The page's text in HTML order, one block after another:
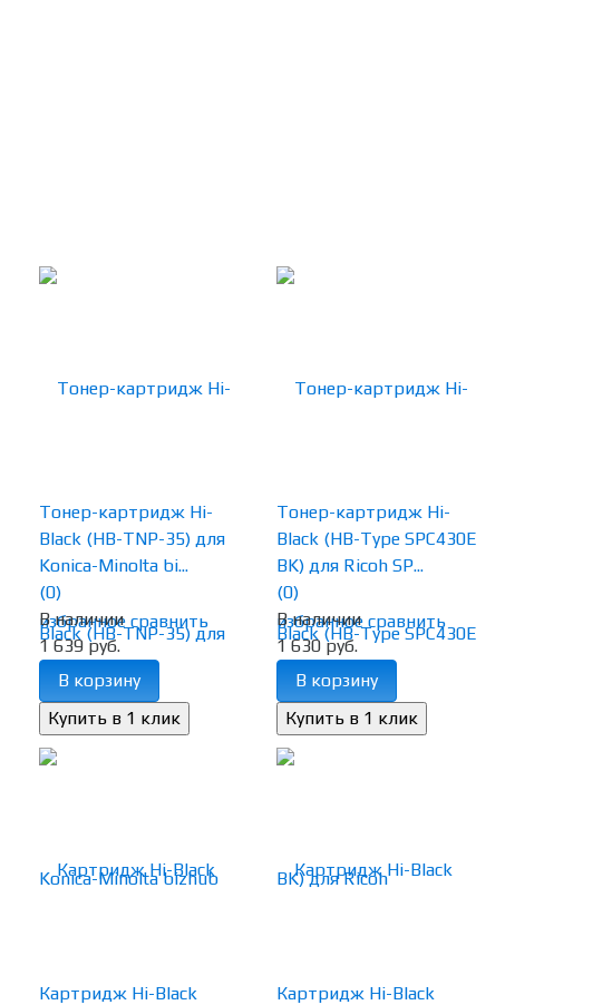
избранное сравнить
Тонер-картридж Hi-
Black (HB-TNP-35) для
Konica-Minolta bi...
(0)
В наличии
1 639 руб.
В корзину
избранное сравнить
Тонер-картридж Hi-
Black (HB-Type SPC430E
BK) для Ricoh SP...
(0)
В наличии
1 630 руб.
В корзину
Картридж Hi-Black
Картридж Hi-Black